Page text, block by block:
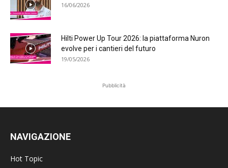
16/06/2026
Hilti Power Up Tour 2026: la piattaforma Nuron
evolve per i cantieri del futuro
19/05/2026
Pubblicità
NAVIGAZIONE
Hot Topic